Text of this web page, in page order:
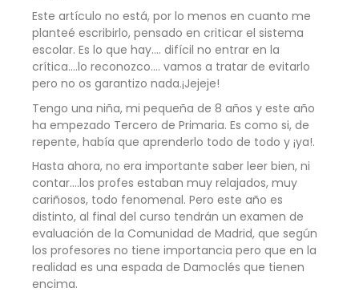
Este artículo no está, por lo menos en cuanto me
planteé escribirlo, pensado en criticar el sistema
escolar. Es lo que hay…. difícil no entrar en la
crítica….lo reconozco…. vamos a tratar de evitarlo
pero no os garantizo nada.¡Jejeje!
Tengo una niña, mi pequeña de 8 años y este año
ha empezado Tercero de Primaria. Es como si, de
repente, había que aprenderlo todo de todo y ¡ya!.
Hasta ahora, no era importante saber leer bien, ni
contar….los profes estaban muy relajados, muy
cariñosos, todo fenomenal. Pero este año es
distinto, al final del curso tendrán un examen de
evaluación de la Comunidad de Madrid, que según
los profesores no tiene importancia pero que en la
realidad es una espada de Damoclés que tienen
encima.